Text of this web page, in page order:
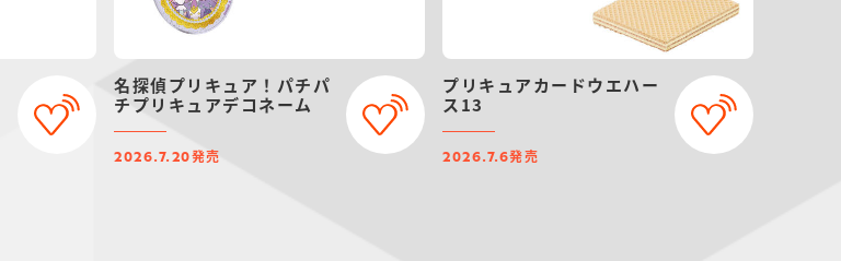
名探偵プリキュア！パチパ
チプリキュアデコネーム
2026.7.20発売
プリキュアカードウエハー
ス13
2026.7.6発売